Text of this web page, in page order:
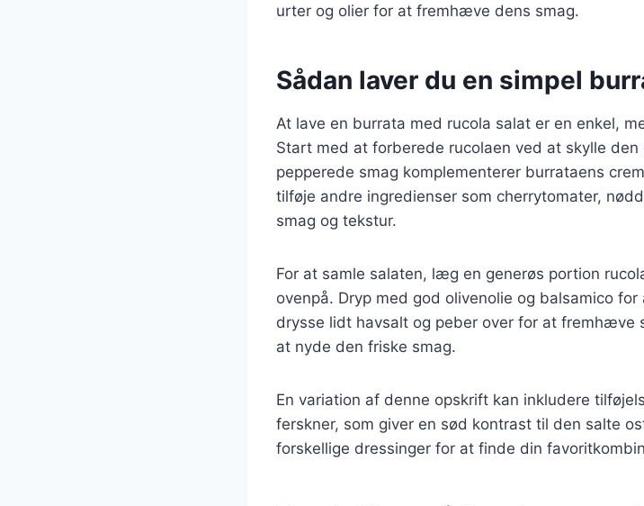
urter og olier for at fremhæve dens smag.
Sådan laver du en simpel
At lave en burrata med rucola salat er en enkel,
Start med at forberede rucolaen ved at skylle
pepperede smag komplementerer burrataens
tilføje andre ingredienser som cherrytomater,
smag og tekstur.
For at samle salaten, læg en generøs portion
ovenpå. Dryp med god olivenolie og balsamico
drysse lidt havsalt og peber over for at fremhæve
at nyde den friske smag.
En variation af denne opskrift kan inkludere
ferskner, som giver en sød kontrast til den salte
forskellige dressinger for at finde din